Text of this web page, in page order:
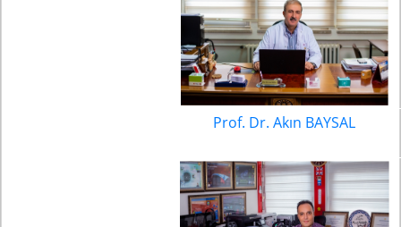
Prof. Dr. Akın BAYSAL